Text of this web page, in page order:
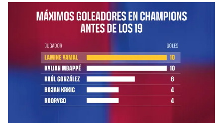
Servicios
Accesibilidad
plusicon
más
Acreditaciones
Instalaciones
SUB8 B
Palmarés
Jugadores
Fotos
Historia
Palmarés
Jugadores
Fotos
Infantil A
Infantil B
Actualidad
Entradas
Resultados
Clasificaciones
plusicon
más
Calendario
Resultados
Jugadores
Actualidad
Juvenil
Campus Verano
PLUSICON
MÁS